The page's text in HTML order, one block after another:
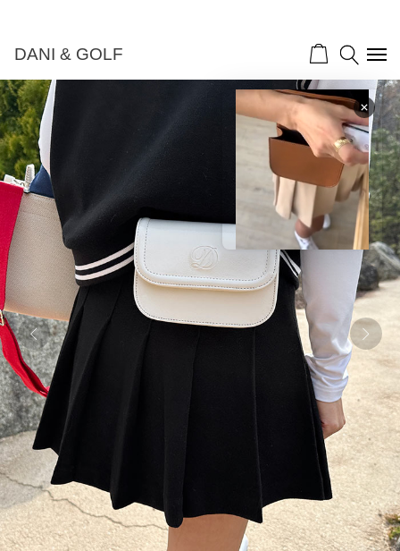
DANI & GOLF